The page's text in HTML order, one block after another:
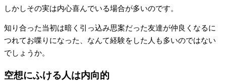
しかしその実は内心喜んでいる場合が多いのです。
知り合った当初は暗く引っ込み思案だった友達が仲良くなるに
つれてお喋りになった、なんて経験をした人も多いのではない
でしょうか。
空想にふける人は内向的